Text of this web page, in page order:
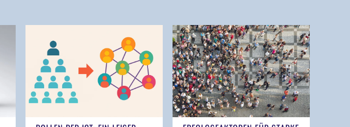
Andelfingen
Balsthal
Balzers